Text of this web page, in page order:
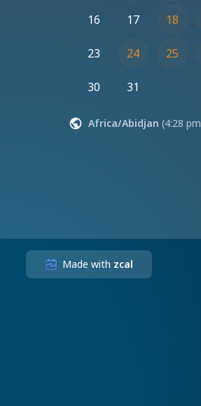
16 17 18
23 24 25
30 31
Africa/Abidjan (4:28 pm
Made with zcal